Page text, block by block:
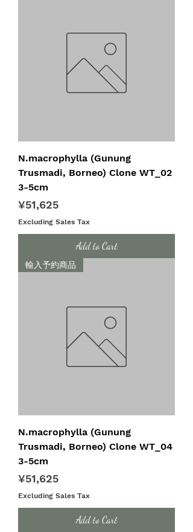
N.macrophylla (Gunung
Trusmadi, Borneo) Clone WT_02
3-5cm
Price
¥51,625
Excluding Sales Tax
Add to Cart
輸入予約商品
N.macrophylla (Gunung
Trusmadi, Borneo) Clone WT_04
3-5cm
Price
¥51,625
Excluding Sales Tax
Add to Cart